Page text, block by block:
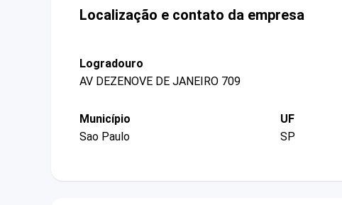
Localização e contato da empresa
Logradouro
AV DEZENOVE DE JANEIRO 709
Município
Sao Paulo
UF
SP